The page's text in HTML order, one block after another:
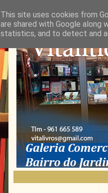
This site uses cookies from
are shared with Google along
statistics, and to detect and